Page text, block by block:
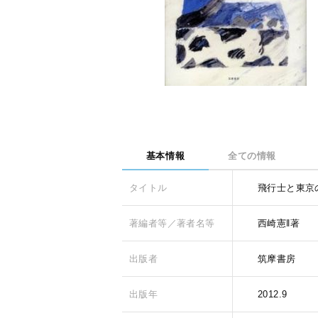
基本情報 全ての情報
タイトル 飛行士と東京
著編者等／著者名等 西崎憲‖著
出版者 筑摩書房
出版年 2012.9